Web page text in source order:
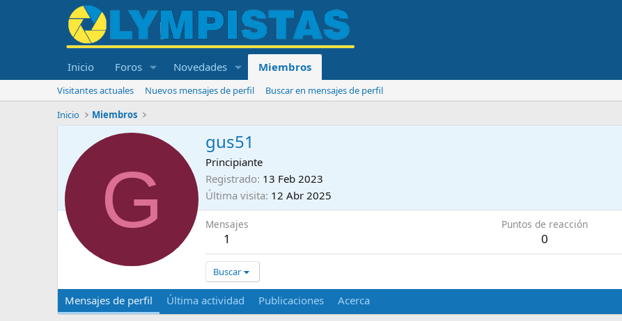
Inicio Foros Novedades Miembros
Visitantes actuales Nuevos mensajes de perfil
Buscar en mensajes de perfil
Inicio
Miembros
G
gus51
Principiante
Registrado 13 Feb 2023
Última visita 12 Abr 2025
Mensajes
1
Puntos de reacción
0
Buscar
Mensajes de perfil Última actividad Publicaciones Acerca